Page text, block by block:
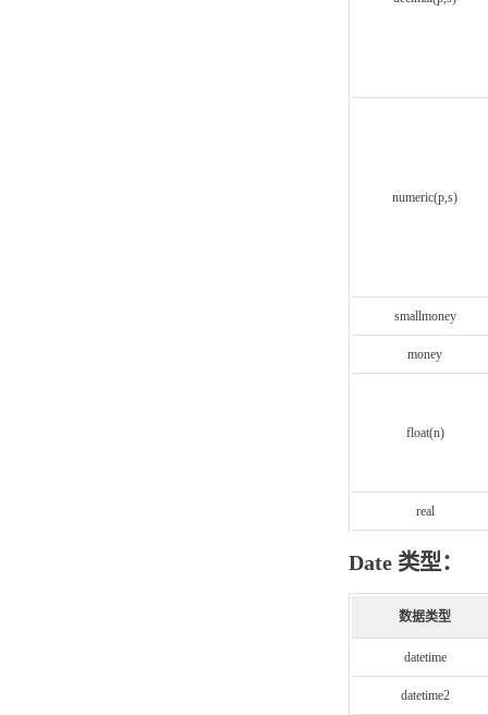
numeric(p,s)
smallmoney
money
float(n)
real
Date 类型：
数据类型
datetime
datetime2